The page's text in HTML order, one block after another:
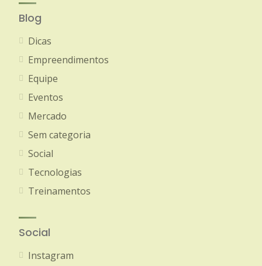
Blog
Dicas
Empreendimentos
Equipe
Eventos
Mercado
Sem categoria
Social
Tecnologias
Treinamentos
Social
Instagram